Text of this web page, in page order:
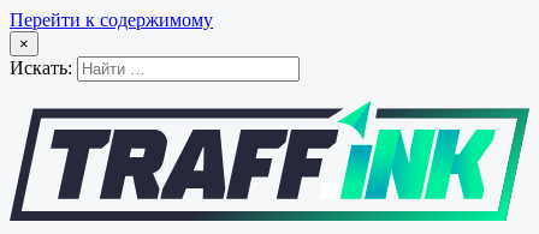
Перейти к содержимому
×
Искать: